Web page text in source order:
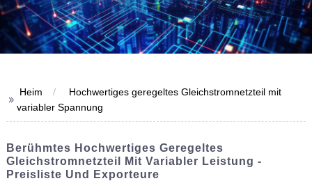
>> Heim
Hochwertiges geregeltes Gleichstromnetzteil mit
variabler Spannung
Berühmtes Hochwertiges Geregeltes
Gleichstromnetzteil Mit Variabler Leistung -
Preisliste Und Exporteure